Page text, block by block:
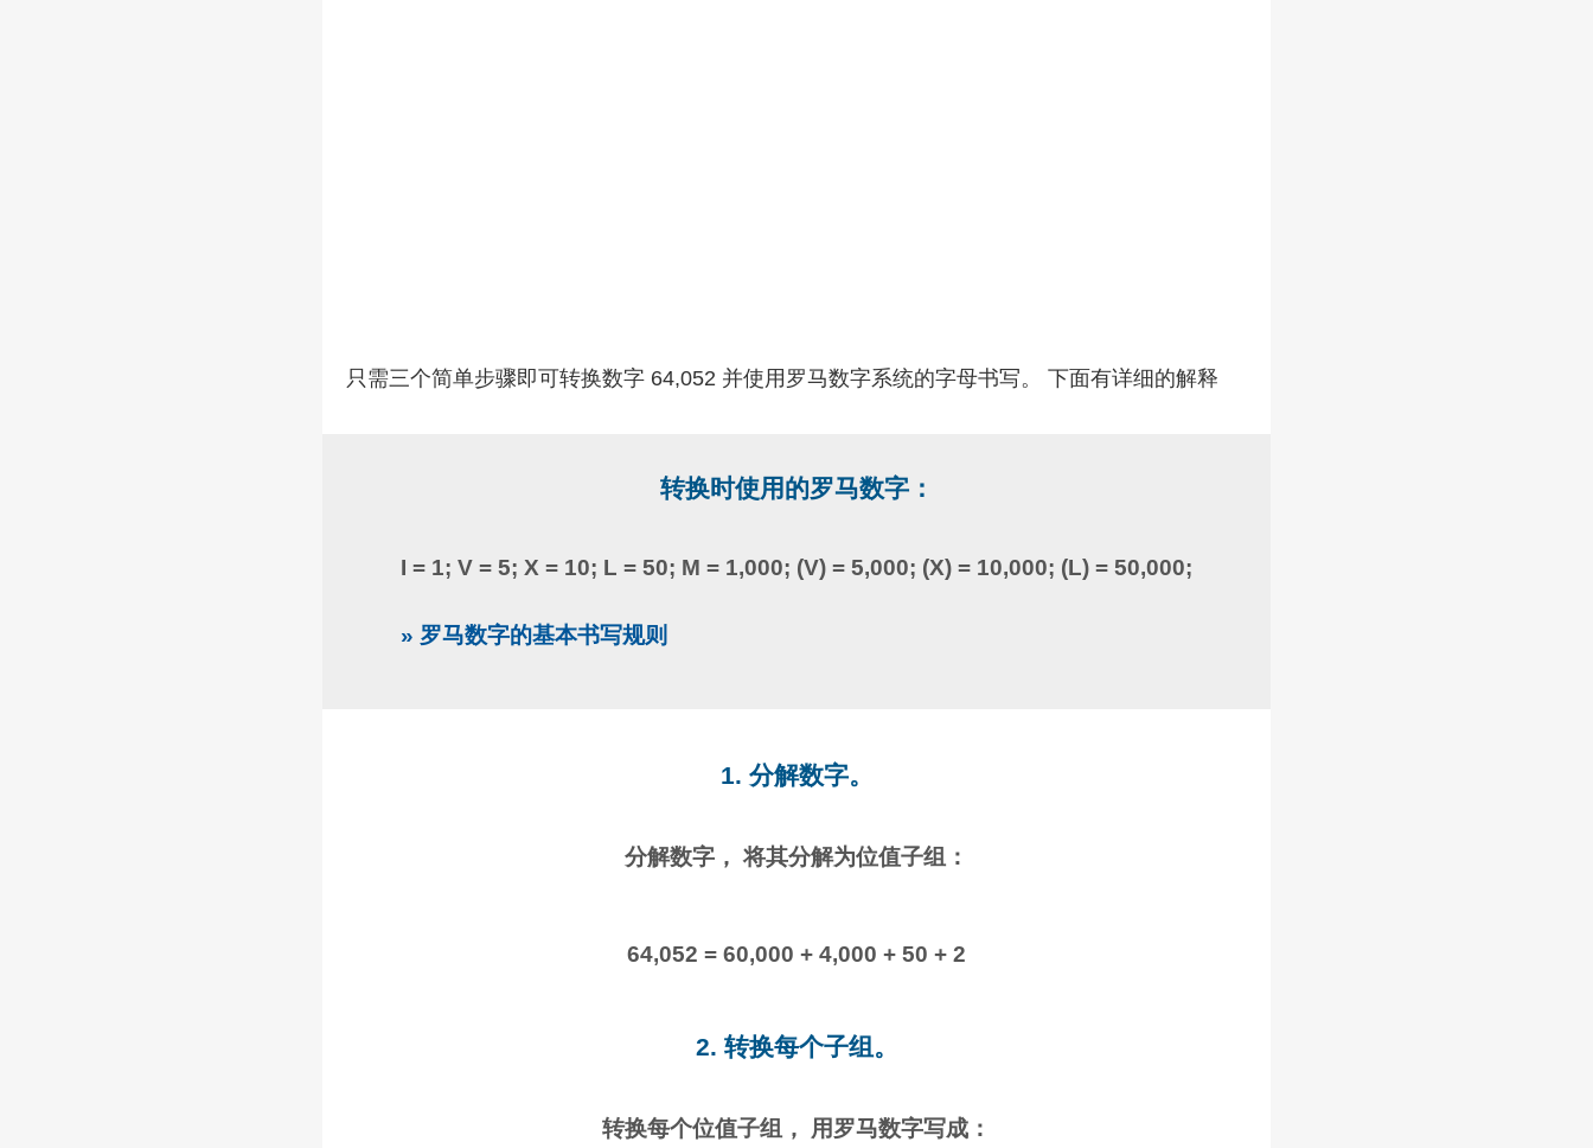
只需三个简单步骤即可转换数字 64,052 并使用罗马数字系统的字母书写。 下面有详细的解释
转换时使用的罗马数字：
I = 1; V = 5; X = 10; L = 50; M = 1,000; (V) = 5,000; (X) = 10,000; (L) = 50,000;
» 罗马数字的基本书写规则
1. 分解数字。
分解数字， 将其分解为位值子组：
64,052 = 60,000 + 4,000 + 50 + 2
2. 转换每个子组。
转换每个位值子组， 用罗马数字写成：